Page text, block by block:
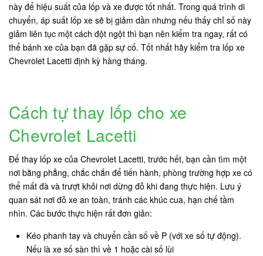
này để hiệu suất của lốp và xe được tốt nhất. Trong quá trình di
chuyển, áp suất lốp xe sẽ bị giảm dần nhưng nếu thấy chỉ số này
giảm liên tục một cách đột ngột thì bạn nên kiểm tra ngay, rất có
thể bánh xe của bạn đã gặp sự cố. Tốt nhất hãy kiểm tra lốp xe
Chevrolet Lacetti định kỳ hàng tháng.
Cách tự thay lốp cho xe
Chevrolet Lacetti
Để thay lốp xe của Chevrolet Lacetti, trước hết, bạn cần tìm một
nơi bằng phẳng, chắc chắn để tiến hành, phòng trường hợp xe có
thể mất đà và trượt khỏi nơi dừng đỗ khi đang thực hiện. Lưu ý
quan sát nơi đỗ xe an toàn, tránh các khúc cua, hạn chế tầm
nhìn. Các bước thực hiện rất đơn giản:
Kéo phanh tay và chuyển cần số về P (với xe số tự động).
Nếu là xe số sàn thì về 1 hoặc cài số lùi